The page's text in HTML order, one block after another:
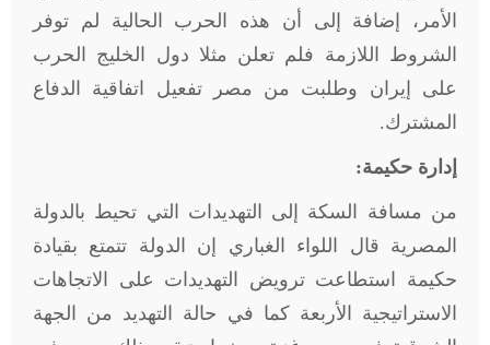
الأمر، إضافة إلى أن هذه الحرب الحالية لم توفر
الشروط اللازمة فلم تعلن مثلا دول الخليج الحرب
على إيران وطلبت من مصر تفعيل اتفاقية الدفاع
المشترك.
إدارة حكيمة:
من مسافة السكة إلى التهديدات التي تحيط بالدولة
المصرية قال اللواء الغباري إن الدولة تتمتع بقيادة
حكيمة استطاعت ترويض التهديدات على الاتجاهات
الاستراتيجية الأربعة كما في حالة التهديد من الجهة